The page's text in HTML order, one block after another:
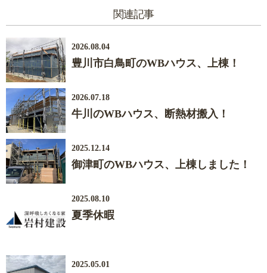
関連記事
2026.08.04
豊川市白鳥町のWBハウス、上棟！
2026.07.18
牛川のWBハウス、断熱材搬入！
2025.12.14
御津町のWBハウス、上棟しました！
2025.08.10
夏季休暇
2025.05.01